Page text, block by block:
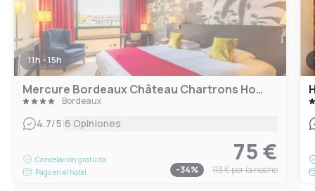
11h - 15h
Mercure Bordeaux Château Chartrons Hotel
Bordeaux
4.7/5|6 Opiniones
Cancelación gratuita
Pago en el hotel
75 €
-34% 113 €por la noche